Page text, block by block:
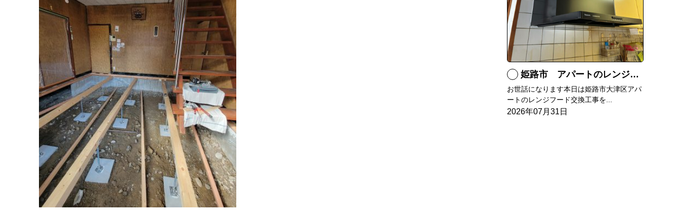
姫路市 アパートのレンジフード交換
お世話になります本日は姫路市大津区アパ
ートのレンジフード交換工事を...
2026年07月31日